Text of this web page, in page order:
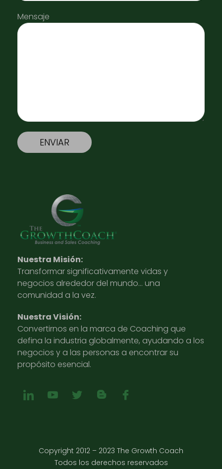
Mensaje
Nuestra Misión:
Transformar significativamente vidas y
negocios alrededor del mundo… una
comunidad a la vez.
Nuestra Visión:
Convertirnos en la marca de Coaching que
defina la industria globalmente, ayudando a los
negocios y a las personas a encontrar su
propósito esencial.
Copyright 2012 – 2023 The Growth Coach
Todos los derechos reservados